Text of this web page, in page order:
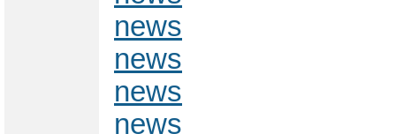
news
news
news
news